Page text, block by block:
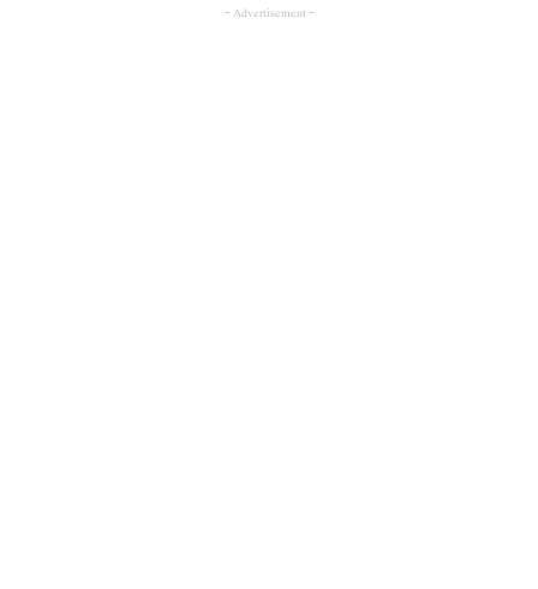
- Advertisement -